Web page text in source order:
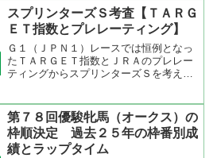
ャンスがある。例年だとミモザ賞、フラ
ワーカップなどを使われて...
スプリンターズＳ考査【ＴＡＲＧ
ＥＴ指数とプレレーティング】
Ｇ１（ＪＰＮ１）レースでは恒例となっ
たＴＡＲＧＥＴ指数とＪＲＡのプレレー
ティングからスプリンターズＳを考えて
だったかを振り返ってみたい。今年は春
のＧ１が荒れに荒れた。堅...
第７８回優駿牝馬（オークス）の
枠順決定 過去２５年の枠番別成
績とラップタイム